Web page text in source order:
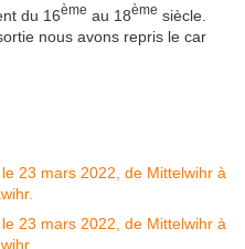
du 16ème au 18ème siècle.
nous avons repris le car